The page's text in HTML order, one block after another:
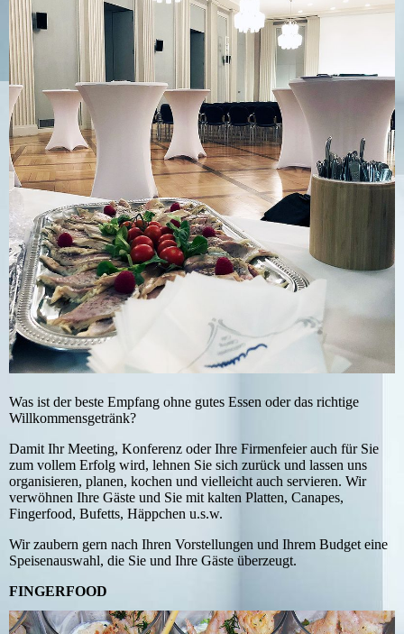
Was ist der beste Empfang ohne gutes Essen oder das richtige
Willkommensgetränk?
Damit Ihr Meeting, Konferenz oder Ihre Firmenfeier auch für Sie
zum vollem Erfolg wird, lehnen Sie sich zurück und lassen uns
organisieren, planen, kochen und vielleicht auch servieren. Wir
verwöhnen Ihre Gäste und Sie mit kalten Platten, Canapes,
Fingerfood, Bufetts, Häppchen u.s.w.
Wir zaubern gern nach Ihren Vorstellungen und Ihrem Budget eine
Speisenauswahl, die Sie und Ihre Gäste überzeugt.
FINGERFOOD